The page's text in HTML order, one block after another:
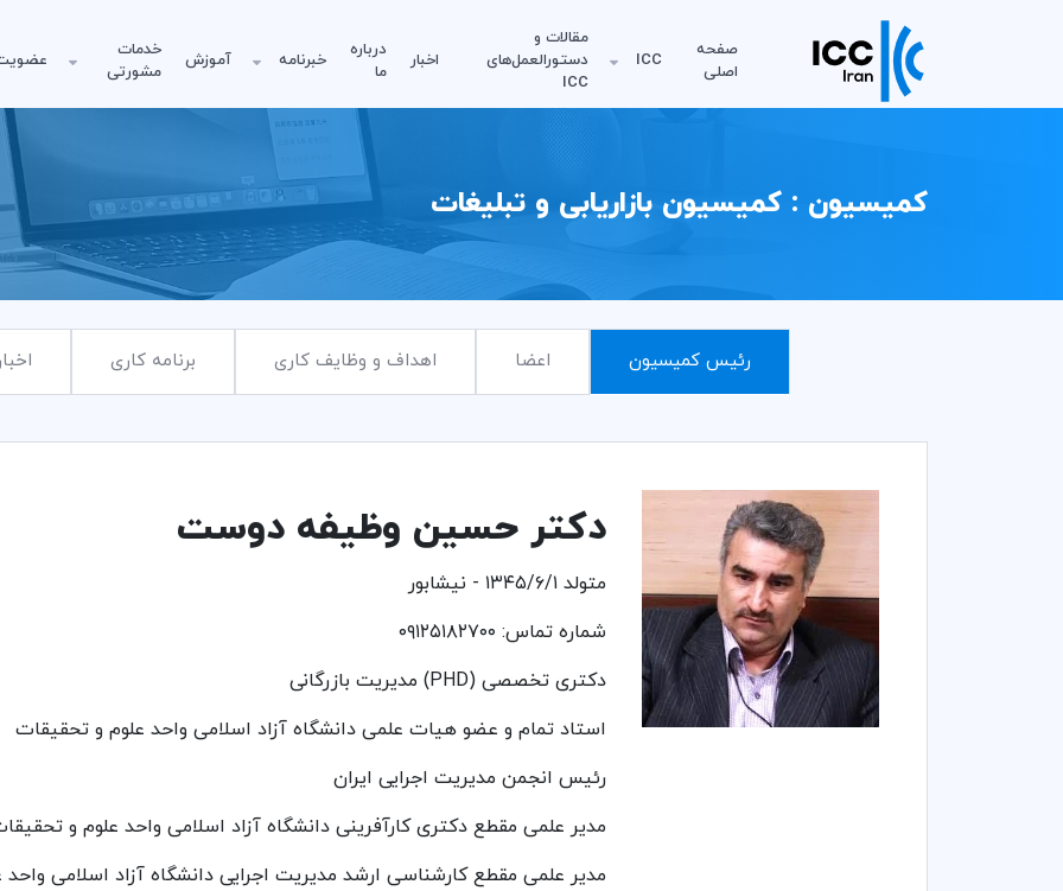
صفحه
اصلی
ICC
مقالات و
دستورالعمل‌های
ICC
اخبار
درباره
ما
خبرنامه آموزش
خدمات
مشورتی
کمیسیون : کمیسیون بازاریابی و تبلیغات
رئیس کمیسیون اعضا اهداف و وظایف کاری برنامه کاری
دکتر حسین وظیفه دوست
متولد ۱۳۴۵/۶/۱ - نیشابور
شماره تماس: ۰۹۱۲۵۱۸۲۷۰۰
دکتری تخصصی (PHD) مدیریت بازرگانی
استاد تمام و عضو هیات علمی دانشگاه آزاد اسلامی واحد علوم و تحقیقات
رئیس انجمن مدیریت اجرایی ایران
مدیر علمی مقطع دکتری کارآفرینی دانشگاه آزاد اسلامی واحد علوم و
مدیر علمی مقطع کارشناسی ارشد مدیریت اجرایی دانشگاه آزاد اسلامی